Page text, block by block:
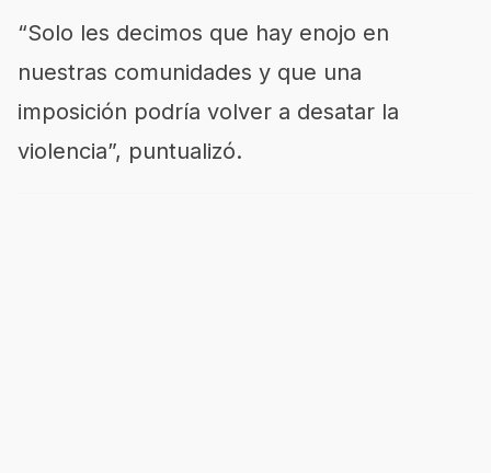
“Solo les decimos que hay enojo en
nuestras comunidades y que una
imposición podría volver a desatar la
violencia”, puntualizó.